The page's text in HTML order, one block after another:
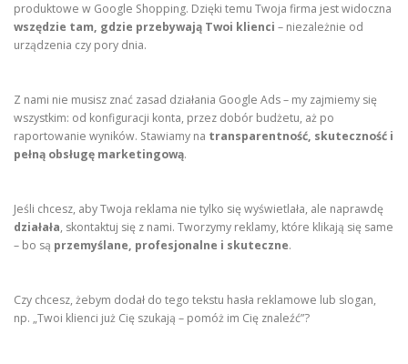
produktowe w Google Shopping. Dzięki temu Twoja firma jest widoczna
wszędzie tam, gdzie przebywają Twoi klienci – niezależnie od
urządzenia czy pory dnia.
Z nami nie musisz znać zasad działania Google Ads – my zajmiemy się
wszystkim: od konfiguracji konta, przez dobór budżetu, aż po
raportowanie wyników. Stawiamy na transparentność, skuteczność i
pełną obsługę marketingową.
Jeśli chcesz, aby Twoja reklama nie tylko się wyświetlała, ale naprawdę
działała, skontaktuj się z nami. Tworzymy reklamy, które klikają się same
– bo są przemyślane, profesjonalne i skuteczne.
Czy chcesz, żebym dodał do tego tekstu hasła reklamowe lub slogan,
np. „Twoi klienci już Cię szukają – pomóż im Cię znaleźć”?